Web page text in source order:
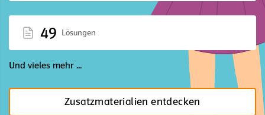
49 Lösungen
Und vieles mehr ...
Zusatzmaterialien entdecken